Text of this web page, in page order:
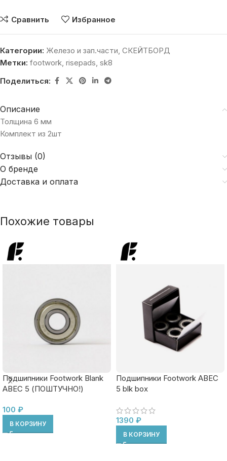
Сравнить Избранное
Категории: Железо и зап.части, СКЕЙТБОРД
Метки: footwork, risepads, sk8
Поделиться:
Описание
Толщина 6 мм
Комплект из 2шт
Отзывы (0)
О бренде
Доставка и оплата
Похожие товары
Подшипники Footwork Blank
ABEC 5 (ПОШТУЧНО!)
100 ₽
В КОРЗИНУ
Подшипники Footwork ABEC
5 blk box
1390 ₽
В КОРЗИНУ